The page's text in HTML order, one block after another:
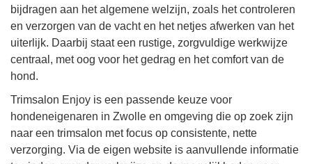
bijdragen aan het algemene welzijn, zoals het controleren
en verzorgen van de vacht en het netjes afwerken van het
uiterlijk. Daarbij staat een rustige, zorgvuldige werkwijze
centraal, met oog voor het gedrag en het comfort van de
hond.
Trimsalon Enjoy is een passende keuze voor
hondeneigenaren in Zwolle en omgeving die op zoek zijn
naar een trimsalon met focus op consistente, nette
verzorging. Via de eigen website is aanvullende informatie